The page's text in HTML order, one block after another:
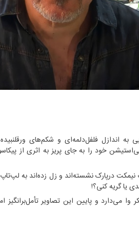
به اندازل فلفل‌دلمه‌ای و شکم‌های
خود را به جای پریز به اثری از
درپارک نشسته‌اند و زل زده‌اند به
یا گریه کنی؟!
وا می‌دارد و پایین این تصاویر تأمل‌برانگیز